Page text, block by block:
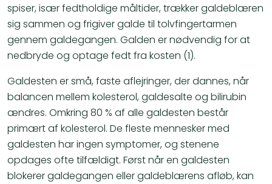
spiser, især fedtholdige måltider, trækker galdeblæren
sig sammen og frigiver galde til tolvfingertarmen
gennem galdegangen. Galden er nødvendig for at
nedbryde og optage fedt fra kosten (1).
Galdesten er små, faste aflejringer, der dannes, når
balancen mellem kolesterol, galdesalte og bilirubin
ændres. Omkring 80 % af alle galdesten består
primært af kolesterol. De fleste mennesker med
galdesten har ingen symptomer, og stenene
opdages ofte tilfældigt. Først når en galdesten
blokerer galdegangen eller galdeblærens afløb, kan